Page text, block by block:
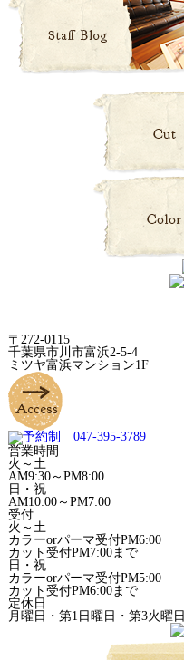
〒272-0115
千葉県市川市富浜2-5-4
ミツヤ富浜マンション1F
営業時間
火～土
AM9:30～PM8:00
日・祝
AM10:00～PM7:00
受付
火～土
カラーorパーマ受付PM6:00
カット受付PM7:00まで
日・祝
カラーorパーマ受付PM5:00
カット受付PM6:00まで
定休日
月曜日・第1日曜日・第3火曜日